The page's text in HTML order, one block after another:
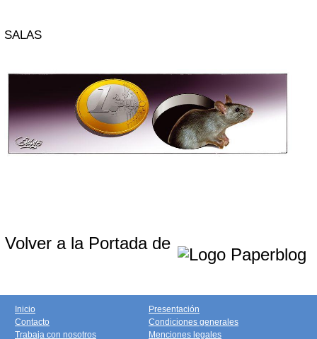
SALAS
Volver a la Portada de
Inicio
Contacto
Trabaja con nosotros
Presentación
Condiciones generales
Menciones legales